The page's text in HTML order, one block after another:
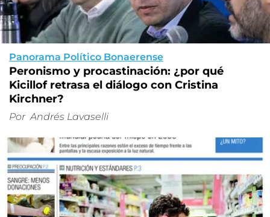
Panorama Político Bonaerense
Peronismo y procastinación: ¿por qué
Kicillof retrasa el diálogo con Cristina
Kirchner?
Por Andrés Lavaselli